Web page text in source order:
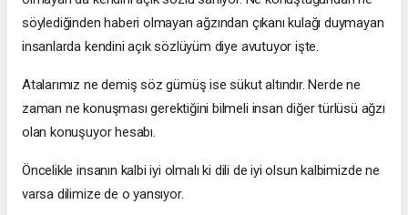
söylediğinden haberi olmayan ağzından çıkanı kulağı duymayan
insanlarda kendini açık sözlüyüm diye avutuyor işte.
Atalarımız ne demiş söz gümüş ise sükut altındır. Nerde ne
zaman ne konuşması gerektiğini bilmeli insan diğer türlüsü ağzı
olan konuşuyor hesabı.
Öncelikle insanın kalbi iyi olmalı ki dili de iyi olsun kalbimizde ne
varsa dilimize de o yansıyor.